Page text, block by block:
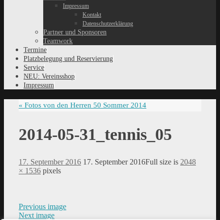
Impressum
Kontakt
Datenschutzerklärung
Partner und Sponsoren
Teamwork
Termine
Platzbelegung und Reservierung
Service
NEU: Vereinsshop
Impressum
« Fotos von den Herren 50 Sommer 2014
2014-05-31_tennis_05
17. September 2016 17. September 2016Full size is 2048
× 1536 pixels
Previous image
Next image